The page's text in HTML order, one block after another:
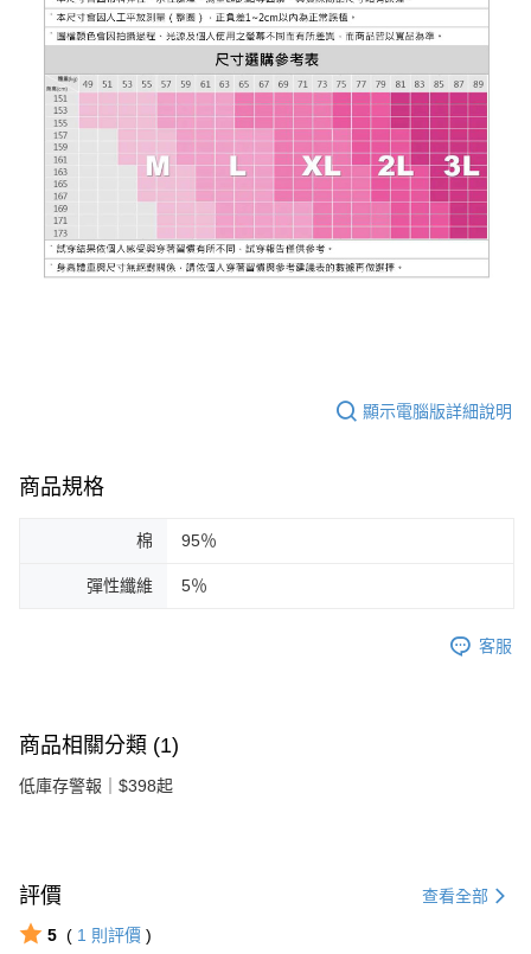
顯示電腦版詳細說明
商品規格
棉 95％
彈性纖維 5％
客服
商品相關分類 (1)
低庫存警報｜$398起
評價 查看全部
5 ( 1 則評價 )